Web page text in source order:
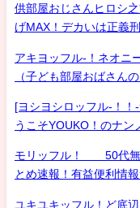
供部屋おじさんヒロシ
げMAX！デカいは正義
アキヨッフル-！ネオニ
（子ども部屋おばさん
[ヨシヨシロッフル-！！
うこそYOUKO！のナン
モリッフル！ 50代無
とめ速報！有益便利情
ユキユキッフル！ど底